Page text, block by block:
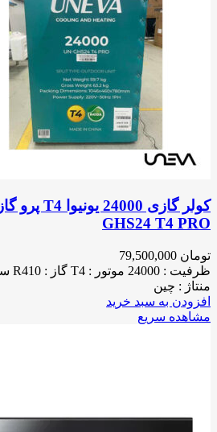
GHS24 T4 PRO
تومان
منتاژ : چین
افزودن به سبد خرید
مشاهده سریع